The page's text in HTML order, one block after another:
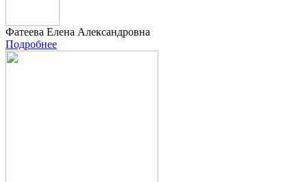
Фатеева Елена Александровна
Подробнее